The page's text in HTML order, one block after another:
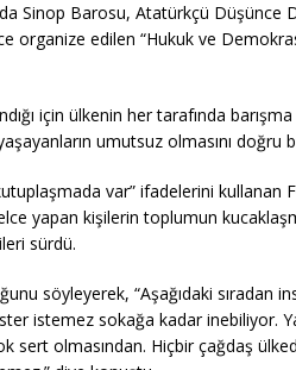
Sinop Barosu, Atatürkçü Düşünce
organize edilen “Hukuk ve
için ülkenin her tarafında
umutsuz olmasını doğru
var” ifadelerini kullanan
yapan kişilerin toplumun
sürdü.
söyleyerek, “Aşağıdaki sıradan
istemez sokağa kadar inebiliyor.
sert olmasından. Hiçbir çağdaş